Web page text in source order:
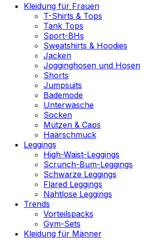
Kleidung für Frauen
T-Shirts & Tops
Tank Tops
Sport-BHs
Sweatshirts & Hoodies
Jacken
Jogginghosen und Hosen
Shorts
Jumpsuits
Bademode
Unterwäsche
Socken
Mützen & Caps
Haarschmuck
Leggings
High-Waist-Leggings
Scrunch-Bum-Leggings
Schwarze Leggings
Flared Leggings
Nahtlose Leggings
Trends
Vorteilspacks
Gym-Sets
Kleidung für Männer